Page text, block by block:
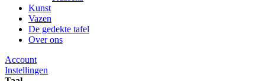
Kunst
Vazen
De gedekte tafel
Over ons
Account
Instellingen